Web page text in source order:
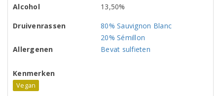
Alcohol
13,50%
Druivenrassen
80% Sauvignon Blanc
20% Sémillon
Allergenen
Bevat sulfieten
Kenmerken
Vegan